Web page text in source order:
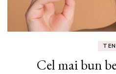
TEN
Cel mai bun